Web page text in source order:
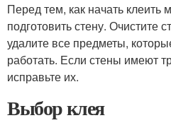
Перед тем, как начать клеить
подготовить стену. Очистите
удалите все предметы,
работать. Если стены имеют
исправьте их.
Выбор клея